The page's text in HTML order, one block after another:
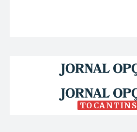
TOCANTINS